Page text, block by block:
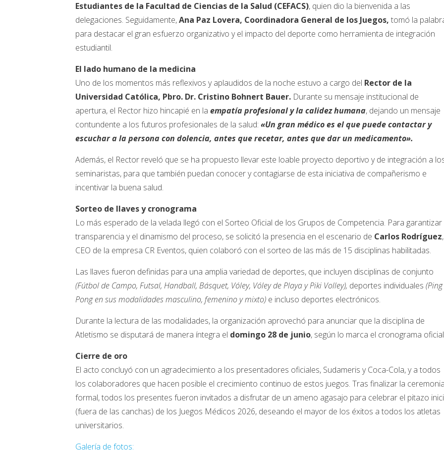
Estudiantes de la Facultad de Ciencias de la Salud (CEFACS), quien dio la bienvenida a las
delegaciones. Seguidamente,Ana Paz Lovera, Coordinadora General de los Juegos, tomó la
para destacar el gran esfuerzo organizativo y el impacto del deporte como herramienta de integración
estudiantil.
El lado humano de la medicina
Uno de los momentos más reflexivos y aplaudidos de la noche estuvo a cargo del Rector de la
Universidad Católica, Pbro. Dr. Cristino Bohnert Bauer. Durante su mensaje institucional de
apertura, el Rector hizo hincapié en la empatía profesional y la calidez humana, dejando un mensaje
contundente a los futuros profesionales de la salud: «Un gran médico es el que puede contactar y
escuchar a la persona con dolencia, antes que recetar, antes que dar un medicamento».
Además, el Rector reveló que se ha propuesto llevar este loable proyecto deportivo y de integración a
seminaristas, para que también puedan conocer y contagiarse de esta iniciativa de compañerismo e
incentivar la buena salud.
Sorteo de llaves y cronograma
Lo más esperado de la velada llegó con el Sorteo Oficial de los Grupos de Competencia. Para garantizar
transparencia y el dinamismo del proceso, se solicitó la presencia en el escenario de Carlos Rodríguez,
CEO de la empresa CR Eventos, quien colaboró con el sorteo de las más de 15 disciplinas habilitadas.
Las llaves fueron definidas para una amplia variedad de deportes, que incluyen disciplinas de conjunto
(Fútbol de Campo, Futsal, Handball, Básquet, Vóley, Vóley de Playa y Piki Volley), deportes individuales (Ping
Pong en sus modalidades masculino, femenino y mixto) e incluso deportes electrónicos.
Durante la lectura de las modalidades, la organización aprovechó para anunciar que la disciplina de
Atletismo se disputará de manera íntegra el domingo 28 de junio, según lo marca el cronograma
Cierre de oro
El acto concluyó con un agradecimiento a los presentadores oficiales, Sudameris y Coca-Cola, y a todos
los colaboradores que hacen posible el crecimiento continuo de estos juegos. Tras finalizar la
formal, todos los presentes fueron invitados a disfrutar de un ameno agasajo para celebrar el pitazo
(fuera de las canchas) de los Juegos Médicos 2026, deseando el mayor de los éxitos a todos los atletas
universitarios.
Galería de fotos: